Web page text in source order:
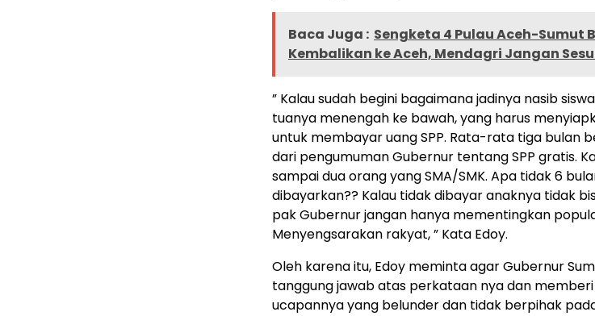
Baca Juga : Sengketa 4 Pulau Aceh-Sumut
Kembalikan ke Aceh, Mendagri Jangan
” Kalau sudah begini bagaimana jadinya nasib
tuanya menengah ke bawah, yang harus
untuk membayar uang SPP. Rata-rata tiga bulan
dari pengumuman Gubernur tentang SPP gratis.
sampai dua orang yang SMA/SMK. Apa tidak 6
dibayarkan?? Kalau tidak dibayar anaknya tidak
pak Gubernur jangan hanya mementingkan
Menyengsarakan rakyat, ” Kata Edoy.
Oleh karena itu, Edoy meminta agar Gubernur
tanggung jawab atas perkataan nya dan memberi
ucapannya yang belunder dan tidak berpihak